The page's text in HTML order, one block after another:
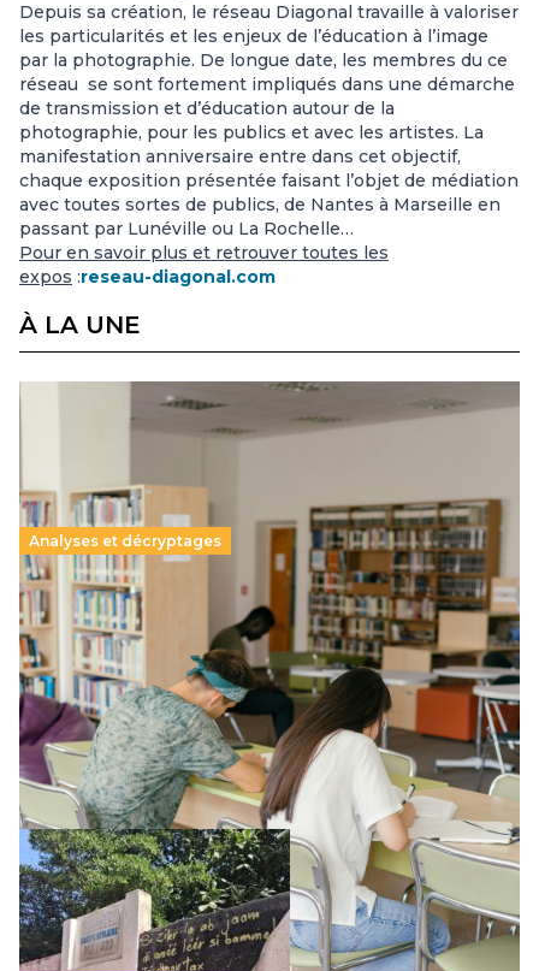
Depuis sa création, le réseau Diagonal travaille à valoriser
les particularités et les enjeux de l’éducation à l’image
par la photographie. De longue date, les membres du ce
réseau se sont fortement impliqués dans une démarche
de transmission et d’éducation autour de la
photographie, pour les publics et avec les artistes. La
manifestation anniversaire entre dans cet objectif,
chaque exposition présentée faisant l’objet de médiation
avec toutes sortes de publics, de Nantes à Marseille en
passant par Lunéville ou La Rochelle…
Pour en savoir plus et retrouver toutes les
expos :reseau-diagonal.com
À LA UNE
Analyses et décryptages
Supérieur privé : une dérive qui met à mal la
promesse républicaine
11 juillet 2026-
Le projet de loi sur la régulation de l’enseignement
supérieur privé met en lumière l’amplification d’un système
qui relègue l’acte pédagogique au superfétatoire, voire à…
Lire la suite →